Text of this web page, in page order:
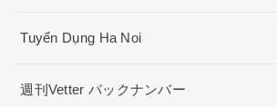
Tuyển Dụng Ha Noi
週刊Vetter バックナンバー